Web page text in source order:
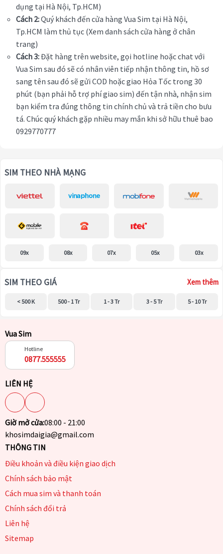
dụng tại Hà Nội, Tp.HCM)
Cách 2:Quý khách đến cửa hàng Vua Sim tại Hà Nội,
Tp.HCM làm thủ tục (Xem danh sách cửa hàng ở chân
trang)
Cách 3:Đặt hàng trên website, gọi hotline hoặc chat với
Vua Sim sau đó sẽ có nhân viên tiếp nhận thông tin, hồ sơ
sang tên sau đó sẽ gửi COD hoặc giao Hỏa Tốc trong 30
phút (bạn phải hỗ trợ phí giao sim) đến tận nhà, nhận sim
bạn kiểm tra đúng thông tin chính chủ và trả tiền cho bưu
tá. Chúc quý khách gặp nhiều may mắn khi sở hữu thuê bao
0929770777
SIM THEO NHÀ MẠNG
09x 08x 07x 05x 03x
SIM THEO GIÁ Xem thêm
< 500 K 500 - 1 Tr 1 - 3 Tr 3 - 5 Tr 5 - 10 Tr
Vua Sim
Hotline
0877.555555
LIÊN HỆ
Giờ mở cửa:08:00 - 21:00
khosimdaigia@gmail.com
THÔNG TIN
Điều khoản và điều kiện giao dịch
Chính sách bảo mật
Cách mua sim và thanh toán
Chính sách đổi trả
Liên hệ
Sitemap